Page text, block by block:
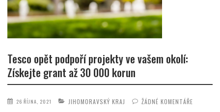
Tesco opět podpoří projekty ve vašem okolí:
Získejte grant až 30 000 korun
26 ŘÍJNA, 2021 JIHOMORAVSKÝ KRAJ ŽÁDNÉ KOMENTÁŘE